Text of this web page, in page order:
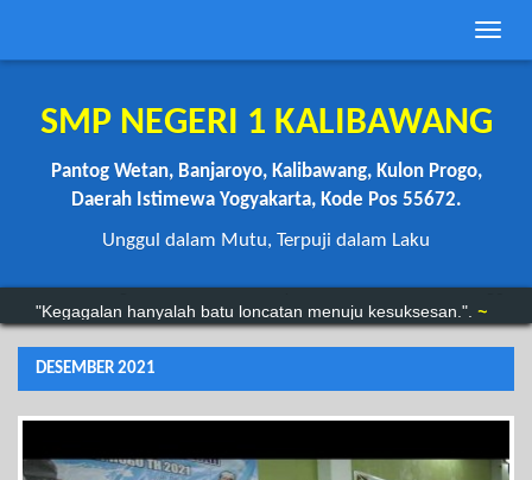
Toggle
SMP NEGERI 1 KALIBAWANG
Pantog Wetan, Banjaroyo, Kalibawang, Kulon Progo,
Daerah Istimewa Yogyakarta, Kode Pos 55672.
Unggul dalam Mutu, Terpuji dalam Laku
"Kegagalan hanyalah batu loncatan menuju kesuksesan.".~
“Anda mungkin bisa menunda, tapi waktu tidak akan
DESEMBER 2021